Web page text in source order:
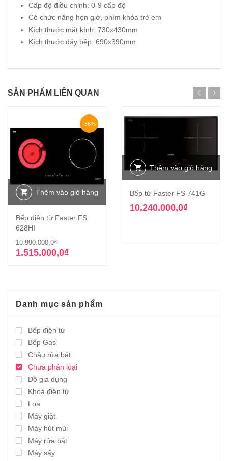
Cấp độ điều chỉnh: 0-9 cấp độ
Có chức năng hẹn giờ, phím khóa trẻ em
Kích thước mặt kính: 730x430mm
Kích thước đáy bếp: 690x390mm
SẢN PHẨM LIÊN QUAN
-86%
Thêm vào giỏ hàng
Bếp điện từ Faster FS
628HI
10.990.000,0₫Giá
gốc
1.515.000,0₫
Giá
hiện
Thêm vào giỏ hàng
Bếp từ Faster FS 741G
10.240.000,0₫
Danh mục sản phẩm
Bếp điện từ
Bếp Gas
Chậu rửa bát
Chưa phân loại
Đồ gia dụng
Khoá điện tử
Loa
Máy giặt
Máy hút mùi
Máy rửa bát
Máy sấy